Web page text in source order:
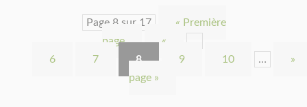
Page 8 sur 17
« Première
page
«
6
7 8 9 10 …
»
page »